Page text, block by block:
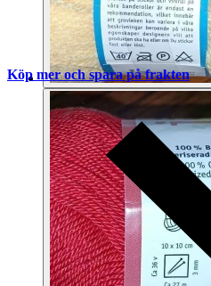
Köp mer och spara på frakten